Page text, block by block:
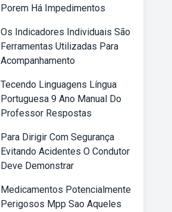
Porem Há Impedimentos
Os Indicadores Individuais São
Ferramentas Utilizadas Para
Acompanhamento
Tecendo Linguagens Língua
Portuguesa 9 Ano Manual Do
Professor Respostas
Para Dirigir Com Segurança
Evitando Acidentes O Condutor
Deve Demonstrar
Medicamentos Potencialmente
Perigosos Mpp Sao Aqueles